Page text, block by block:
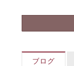
ブログ